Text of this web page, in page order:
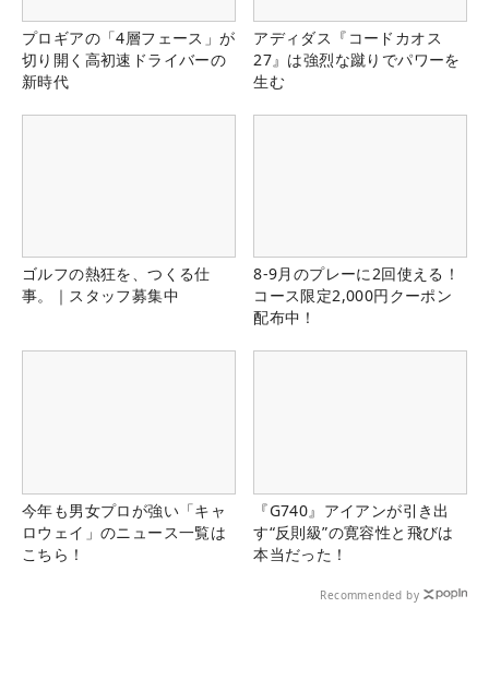
プロギアの「4層フェース」が
切り開く高初速ドライバーの
新時代
アディダス『コードカオス
27』は強烈な蹴りでパワーを
生む
ゴルフの熱狂を、つくる仕
事。｜スタッフ募集中
8-9月のプレーに2回使える！
コース限定2,000円クーポン
配布中！
今年も男女プロが強い「キャ
ロウェイ」のニュース一覧は
こちら！
『G740』アイアンが引き出
す“反則級”の寛容性と飛びは
本当だった！
Recommended by